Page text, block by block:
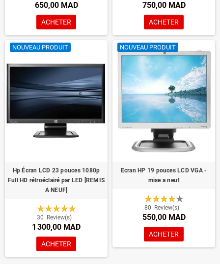
650,00 MAD
ACHETER
750,00 MAD
ACHETER
NOUVEAU PRODUIT
Hp Écran LCD 23 pouces 1080p
Full HD rétroéclairé par LED [REMIS
A NEUF]
30 Review(s)
1 300,00 MAD
ACHETER
NOUVEAU PRODUIT
Ecran HP 19 pouces LCD VGA -
mise a neuf
80 Review(s)
550,00 MAD
ACHETER